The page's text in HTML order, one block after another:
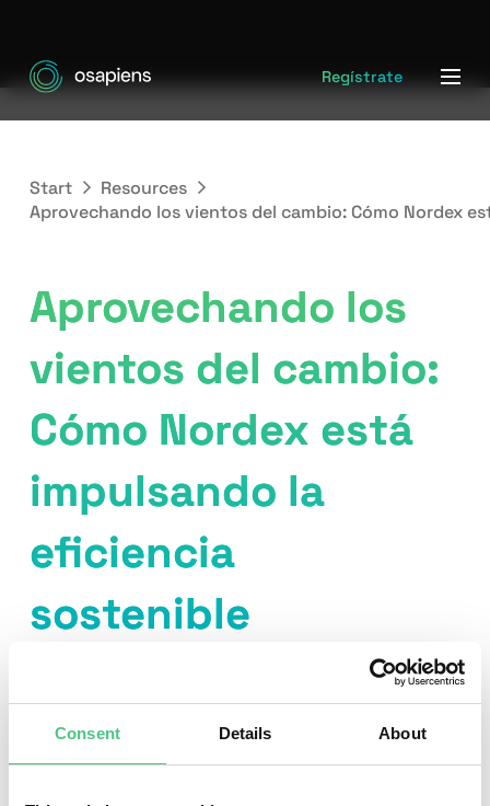
Consent Details About
Regístrate
Start
Resources
Aprovechando los vientos del cambio: Cómo Nordex
Aprovechando los
vientos del cambio:
Cómo Nordex está
impulsando la
eficiencia
sostenible
energía eólica y alcanzando sus objetivos de